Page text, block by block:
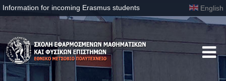
Information for incoming Erasmus students English